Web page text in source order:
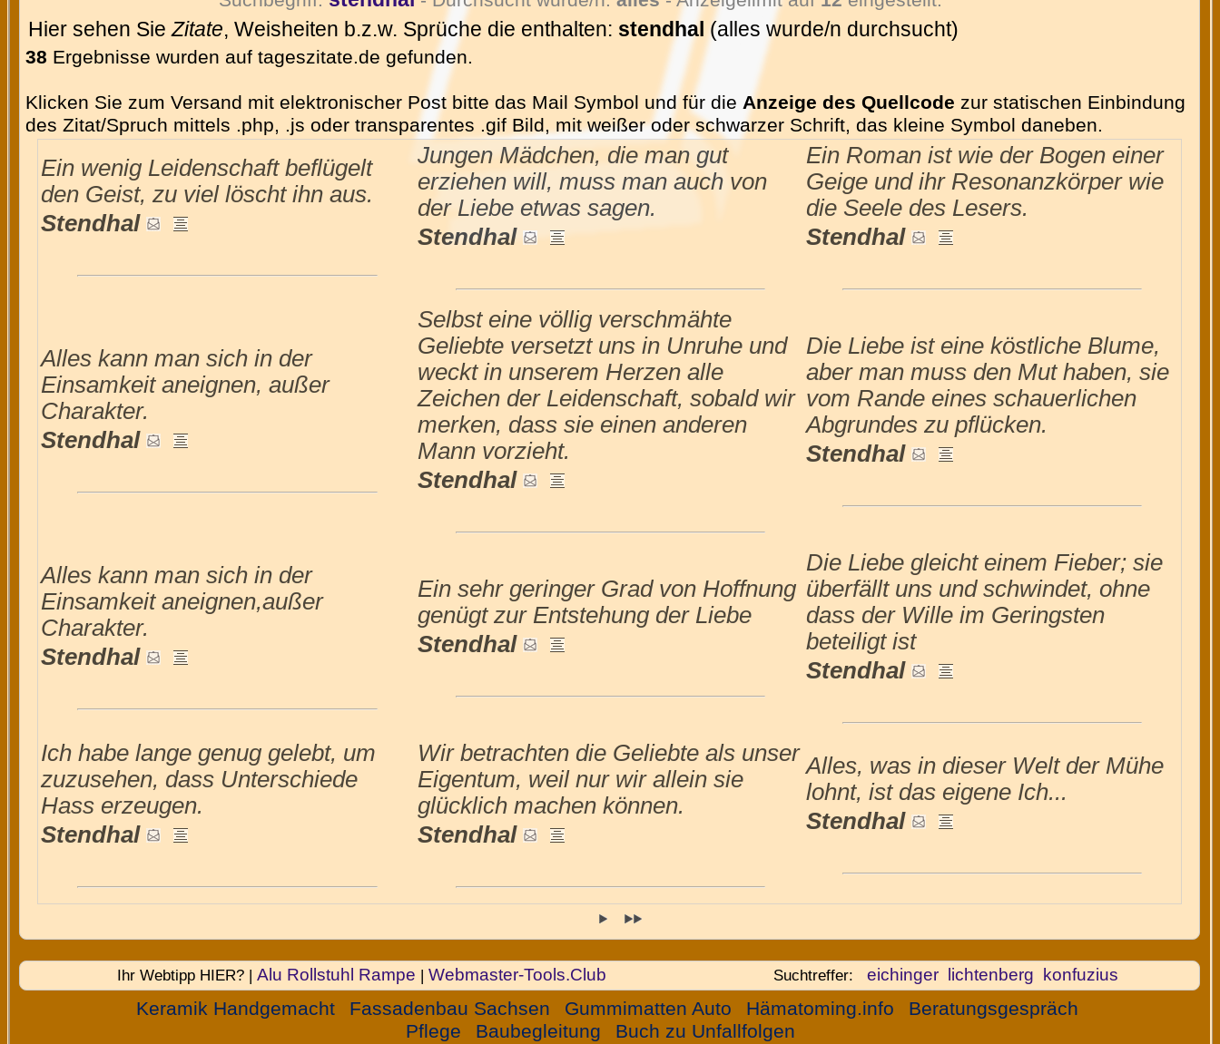
Hier sehen SieZitate, Weisheiten b.z.w. Sprüche die enthalten: stendhal (alles wurde/n durchsucht)
38 Ergebnisse wurden auf tageszitate.de gefunden.
Klicken Sie zum Versand mit elektronischer Post bitte das Mail Symbol und für die Anzeige des Quellcode zur statischen Einbindung
des Zitat/Spruch mittels .php, .js oder transparentes .gif Bild, mit weißer oder schwarzer Schrift, das kleine Symbol daneben.
Ein wenig Leidenschaft beflügelt
den Geist, zu viel löscht ihn aus.
Stendhal
Jungen Mädchen, die man gut
erziehen will, muss man auch von
der Liebe etwas sagen.
Stendhal
Ein Roman ist wie der Bogen einer
Geige und ihr Resonanzkörper wie
die Seele des Lesers.
Stendhal
Alles kann man sich in der
Einsamkeit aneignen, außer
Charakter.
Stendhal
Selbst eine völlig verschmähte
Geliebte versetzt uns in Unruhe und
weckt in unserem Herzen alle
Zeichen der Leidenschaft, sobald wir
merken, dass sie einen anderen
Mann vorzieht.
Stendhal
Die Liebe ist eine köstliche Blume,
aber man muss den Mut haben, sie
vom Rande eines schauerlichen
Abgrundes zu pflücken.
Stendhal
Alles kann man sich in der
Einsamkeit aneignen,außer
Charakter.
Stendhal
Ein sehr geringer Grad von Hoffnung
genügt zur Entstehung der Liebe
Stendhal
Die Liebe gleicht einem Fieber; sie
überfällt uns und schwindet, ohne
dass der Wille im Geringsten
beteiligt ist
Stendhal
Ich habe lange genug gelebt, um
zuzusehen, dass Unterschiede
Hass erzeugen.
Stendhal
Wir betrachten die Geliebte als unser
Eigentum, weil nur wir allein sie
glücklich machen können.
Stendhal
Alles, was in dieser Welt der Mühe
lohnt, ist das eigene Ich...
Stendhal
Ihr Webtipp HIER? |Alu Rollstuhl Rampe |Webmaster-Tools.Club Suchtreffer:eichinger lichtenberg konfuzius
Keramik Handgemacht Fassadenbau Sachsen Gummimatten Auto Hämatoming.info
Beratungsgespräch
Pflege
Baubegleitung Buch zu Unfallfolgen